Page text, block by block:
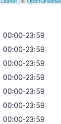
00:00-23:59
00:00-23:59
00:00-23:59
00:00-23:59
00:00-23:59
00:00-23:59
00:00-23:59